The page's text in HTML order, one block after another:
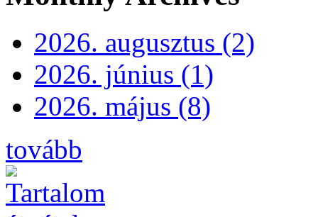
2026. augusztus (2)
2026. június (1)
2026. május (8)
tovább